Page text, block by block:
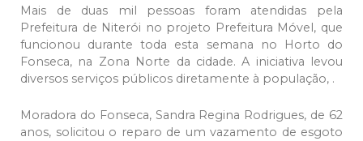
Mais de duas mil pessoas foram atendidas pela
Prefeitura de Niterói no projeto Prefeitura Móvel, que
funcionou durante toda esta semana no Horto do
Fonseca, na Zona Norte da cidade. A iniciativa levou
diversos serviços públicos diretamente à população, .
Moradora do Fonseca, Sandra Regina Rodrigues, de 62
anos, solicitou o reparo de um vazamento de esgoto